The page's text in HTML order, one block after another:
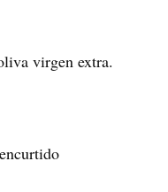
virgen extra.